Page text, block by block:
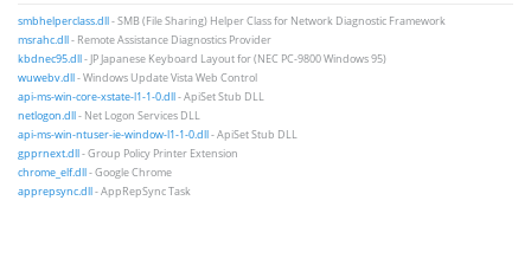
smbhelperclass.dll- SMB (File Sharing) Helper Class for Network Diagnostic Framework
msrahc.dll- Remote Assistance Diagnostics Provider
kbdnec95.dll- JP Japanese Keyboard Layout for (NEC PC-9800 Windows 95)
wuwebv.dll- Windows Update Vista Web Control
api-ms-win-core-xstate-l1-1-0.dll- ApiSet Stub DLL
netlogon.dll- Net Logon Services DLL
api-ms-win-ntuser-ie-window-l1-1-0.dll- ApiSet Stub DLL
gpprnext.dll- Group Policy Printer Extension
chrome_elf.dll- Google Chrome
apprepsync.dll- AppRepSync Task